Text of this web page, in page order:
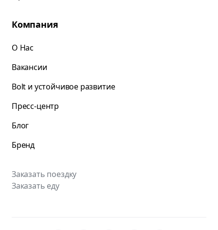
Компания
О Нас
Вакансии
Bolt и устойчивое развитие
Пресс-центр
Блог
Бренд
Заказать поездку
Заказать еду